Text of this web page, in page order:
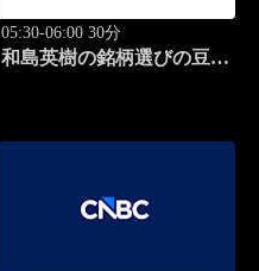
05:30-06:00 30分
和島英樹の銘柄選びの豆知